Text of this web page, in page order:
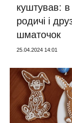
куштував: в
родичі і
шматочок
25.04.2024 14:01